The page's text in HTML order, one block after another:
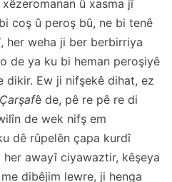
û xasma jî
coş û peroş bû, ne bi tenê
her weha ji ber berbirriya
de ya ku bi heman peroşiyê
dikir. Ew ji nifşekê dihat, ez
Çarşafê de, pê re pê re di
de wek nifş em
dê rûpelên çapa kurdî
awayî ciyawaztir, kêşeya
dibêjim lewre, ji henga